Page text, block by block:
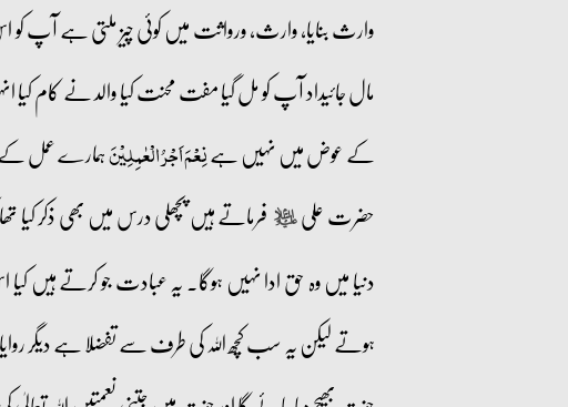
وارث بنایا، وارث، ورواثت میں کوئی چیز ملتی ہے آپ
مال جائیداد آپ کو مل گیا مفت محنت کیا والد نے کام
کے عوض میں نہیں ہےنِعۡمَ اَجۡرُ الۡعٰمِلِیۡنَہمارے عمل
حضرت علیعليه‌السلام فرماتے ہیں پچھلی درس میں بھی ذکر
دنیا میں وہ حق ادا نہیں ہوگا۔ یہ عبادت جو کرتے
ہوتے لیکن یہ سب کچھ اللہ کی طرف سے تفضلا ہے دیگر